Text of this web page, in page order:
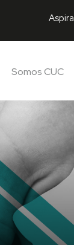
Somos CUC